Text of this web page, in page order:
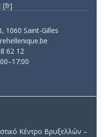
[fr]
1060 Saint-Gilles
62 12
Κέντρο Βρυξελλών –